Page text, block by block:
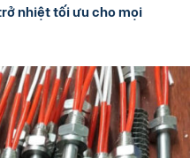
nhiệt tối ưu cho mọi